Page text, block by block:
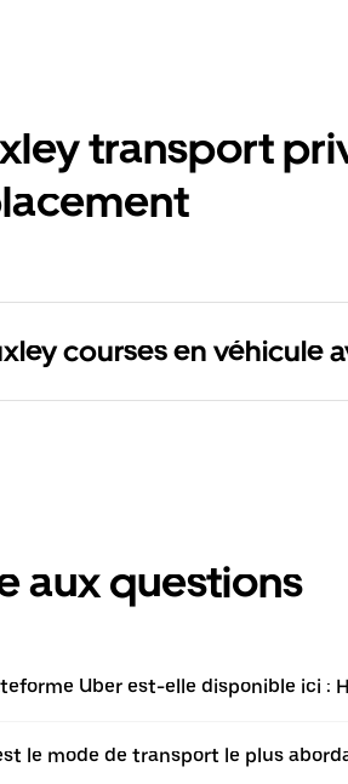
transport
courses en véhicule
aux questions
Uber est-elle disponible ici :
le mode de transport le plus